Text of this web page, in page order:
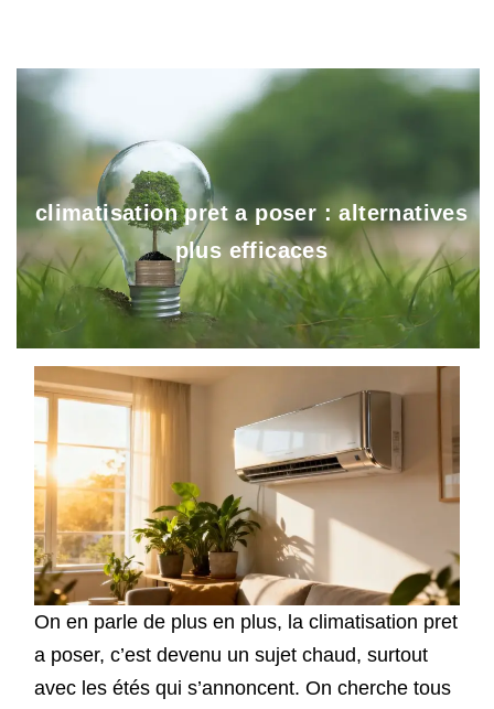
climatisation pret a poser : alternatives
plus efficaces
On en parle de plus en plus, la climatisation pret
a poser, c’est devenu un sujet chaud, surtout
avec les étés qui s’annoncent. On cherche tous